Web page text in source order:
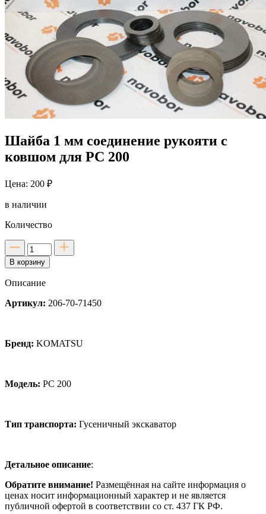
Шайба 1 мм соединение рукояти с
ковшом для PC 200
Цена: 200 ₽
в наличии
Количество
Количество
товара
Шайба
мм
соединение
рукояти
для
PC
В корзину
Описание
Артикул: 206-70-71450
Бренд: KOMATSU
Модель: PC 200
Тип транспорта: Гусеничный экскаватор
Детальное описание:
Обратите внимание! Размещённая на сайте информация о
ценах носит информационный характер и не является
публичной офертой в соответствии со ст. 437 ГК РФ.